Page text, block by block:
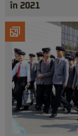
în 2021